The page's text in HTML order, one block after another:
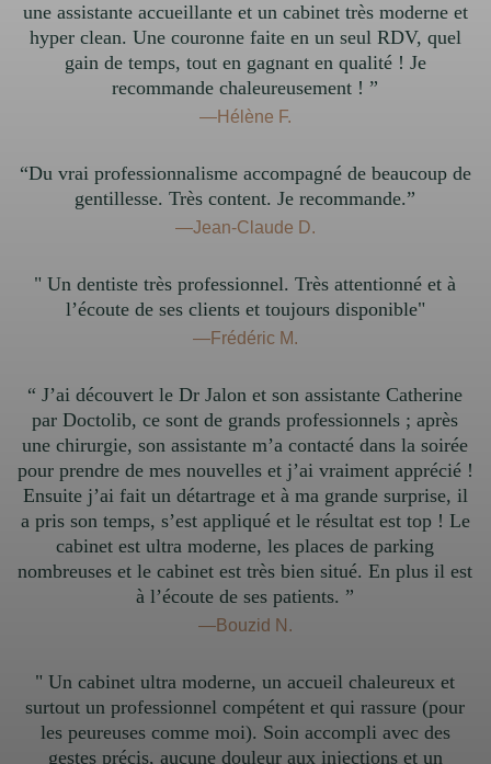
une assistante accueillante et un cabinet très moderne et
hyper clean. Une couronne faite en un seul RDV, quel
gain de temps, tout en gagnant en qualité ! Je
recommande chaleureusement ! ”
—Hélène F.
“Du vrai professionnalisme accompagné de beaucoup de
gentillesse. Très content. Je recommande.”
—Jean-Claude D.
" Un dentiste très professionnel. Très attentionné et à
l’écoute de ses clients et toujours disponible"
—Frédéric M.
“ J’ai découvert le Dr Jalon et son assistante Catherine
par Doctolib, ce sont de grands professionnels ; après
une chirurgie, son assistante m’a contacté dans la soirée
pour prendre de mes nouvelles et j’ai vraiment apprécié !
Ensuite j’ai fait un détartrage et à ma grande surprise, il
a pris son temps, s’est appliqué et le résultat est top ! Le
cabinet est ultra moderne, les places de parking
nombreuses et le cabinet est très bien situé. En plus il est
à l’écoute de ses patients. ”
—Bouzid N.
" Un cabinet ultra moderne, un accueil chaleureux et
surtout un professionnel compétent et qui rassure (pour
les peureuses comme moi). Soin accompli avec des
gestes précis, aucune douleur aux injections et un